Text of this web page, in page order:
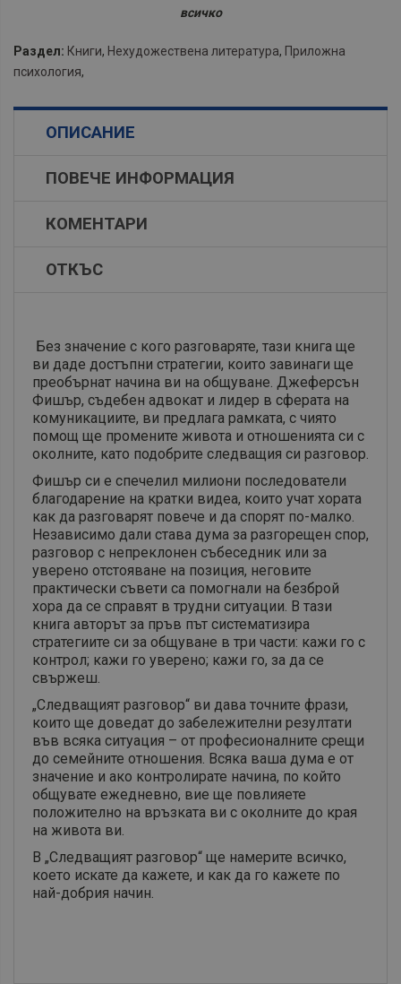
всичко
Раздел: Книги, Нехудожествена литература, Приложна
психология,
ОПИСАНИЕ
ПОВЕЧЕ ИНФОРМАЦИЯ
КОМЕНТАРИ
ОТКЪС
Без значение с кого разговаряте, тази книга ще
ви даде достъпни стратегии, които завинаги ще
преобърнат начина ви на общуване. Джеферсън
Фишър, съдебен адвокат и лидер в сферата на
комуникациите, ви предлага рамката, с чиято
помощ ще промените живота и отношенията си с
околните, като подобрите следващия си разговор.
Фишър си е спечелил милиони последователи
благодарение на кратки видеа, които учат хората
как да разговарят повече и да спорят по-малко.
Независимо дали става дума за разгорещен спор,
разговор с непреклонен събеседник или за
уверено отстояване на позиция, неговите
практически съвети са помогнали на безброй
хора да се справят в трудни ситуации. В тази
книга авторът за пръв път систематизира
стратегиите си за общуване в три части: кажи го с
контрол; кажи го уверено; кажи го, за да се
свържеш.
„Следващият разговор“ ви дава точните фрази,
които ще доведат до забележителни резултати
във всяка ситуация – от професионалните срещи
до семейните отношения. Всяка ваша дума е от
значение и ако контролирате начина, по който
общувате ежедневно, вие ще повлияете
положително на връзката ви с околните до края
на живота ви.
В „Следващият разговор“ ще намерите всичко,
което искате да кажете, и как да го кажете по
най-добрия начин.